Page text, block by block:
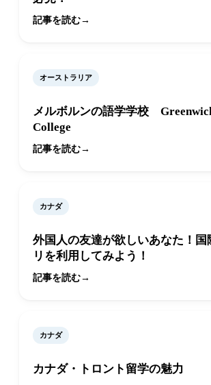
記事を読む
オーストラリア
メルボルンの語学学校
College
記事を読む
カナダ
外国人の友達が欲しいあなた！国
リを利用してみよう！
記事を読む
カナダ
カナダ・トロント留学の魅力